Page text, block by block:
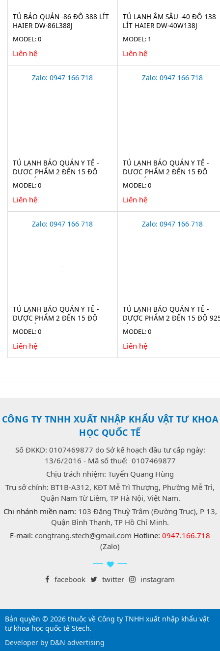
TỦ BẢO QUẢN -86 ĐỘ 388 LÍT
HAIER DW-86L388J
MODEL: 0
Liên hệ
TỦ LẠNH ÂM SÂU -40 ĐỘ 138
LÍT HAIER DW-40W138J
MODEL: 1
Liên hệ
Zalo: 0947 166 718
TỦ LẠNH BẢO QUẢN Y TẾ -
DƯỢC PHẨM 2 ĐẾN 15 ĐỘ
2100 LÍT EVERMED LR 2100
(ADVANCED)
MODEL: 0
Liên hệ
Zalo: 0947 166 718
TỦ LẠNH BẢO QUẢN Y TẾ -
DƯỢC PHẨM 2 ĐẾN 15 ĐỘ
1365 LÍT LR 1365 (ADVANCED)
MODEL: 0
Liên hệ
Zalo: 0947 166 718
TỦ LẠNH BẢO QUẢN Y TẾ -
DƯỢC PHẨM 2 ĐẾN 15 ĐỘ
1160 LÍT LR 1160
MODEL: 0
Liên hệ
Zalo: 0947 166 718
TỦ LẠNH BẢO QUẢN Y TẾ -
DƯỢC PHẨM 2 ĐẾN 15 ĐỘ
LÍT LR 925 (ADVANCED)
MODEL: 0
Liên hệ
CÔNG TY TNHH XUẤT NHẬP KHẨU VẬT TƯ KHOA
HỌC QUỐC TẾ
Số ĐKKD: 0107469877 do Sở kế hoạch đầu tư cấp ngày:
13/6/2016 - Mã số thuế: 0107469877
Chịu trách nhiệm: Tuyển Quang Hùng
Trụ sở chính: BT1B-A312, KĐT Mễ Trì Thượng, Phường Mễ Trì,
Quận Nam Từ Liêm, TP Hà Nội, Việt Nam.
Chi nhánh miền nam: 103 Đặng Thuỳ Trâm (Đường Trục), P 13,
Quận Bình Thạnh, TP Hồ Chí Minh.
E-mail: congtrang.stech@gmail.com Hotline: 0947.166.718
(Zalo)
facebook twitter instagram
Bản quyền © 2026 thuộc về Công ty TNHH xuất nhập khẩu vật
tư khoa học quốc tế Stech.
Developer by D&N advertising